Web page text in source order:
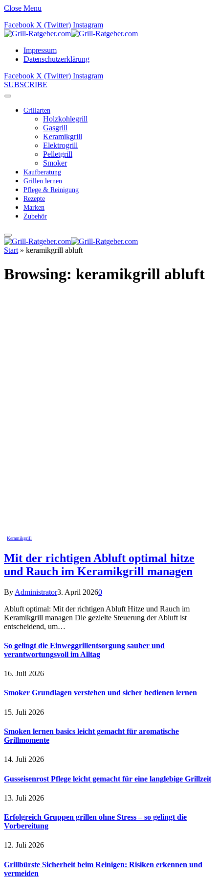
Close Menu
Facebook X (Twitter) Instagram
Impressum
Datenschutzerklärung
Facebook X (Twitter) Instagram
SUBSCRIBE
Grillarten
Holzkohlegrill
Gasgrill
Keramikgrill
Elektrogrill
Pelletgrill
Smoker
Kaufberatung
Grillen lernen
Pflege & Reinigung
Rezepte
Marken
Zubehör
Start » keramikgrill abluft
Browsing: keramikgrill abluft
Keramikgrill
Mit der richtigen Abluft optimal hitze
und Rauch im Keramikgrill managen
By Administrator3. April 20260
Abluft optimal: Mit der richtigen Abluft Hitze und Rauch im
Keramikgrill managen Die gezielte Steuerung der Abluft ist
entscheidend, um…
So gelingt die Einweggrillentsorgung sauber und
verantwortungsvoll im Alltag
16. Juli 2026
Smoker Grundlagen verstehen und sicher bedienen lernen
15. Juli 2026
Smoken lernen basics leicht gemacht für aromatische
Grillmomente
14. Juli 2026
Gusseisenrost Pflege leicht gemacht für eine langlebige Grillzeit
13. Juli 2026
Erfolgreich Gruppen grillen ohne Stress – so gelingt die
Vorbereitung
12. Juli 2026
Grillbürste Sicherheit beim Reinigen: Risiken erkennen und
vermeiden